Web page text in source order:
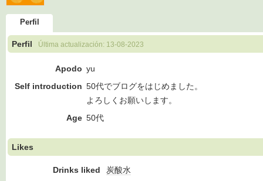
Perfil
Perfil Última actualización: 13-08-2023
Apodo yu
Self introduction 50代でブログをはじめました。
よろしくお願いします。
Age 50代
Likes
Drinks liked 炭酸水